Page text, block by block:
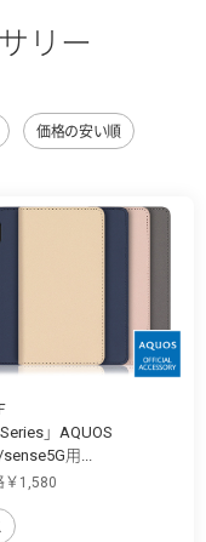
リー
価格の安い順
Series」AQUOS
用...
￥1,580